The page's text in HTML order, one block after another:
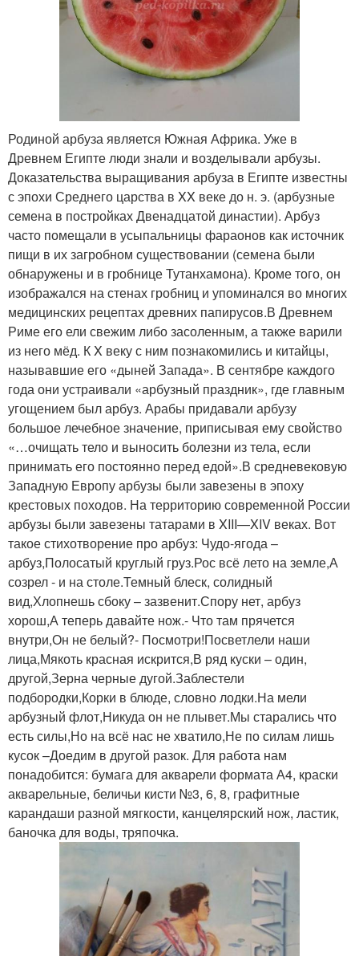
Родиной арбуза является Южная Африка. Уже в
Древнем Египте люди знали и возделывали арбузы.
Доказательства выращивания арбуза в Египте известны
с эпохи Среднего царства в XX веке до н. э. (арбузные
семена в постройках Двенадцатой династии). Арбуз
часто помещали в усыпальницы фараонов как источник
пищи в их загробном существовании (семена были
обнаружены и в гробнице Тутанхамона). Кроме того, он
изображался на стенах гробниц и упоминался во многих
медицинских рецептах древних папирусов.В Древнем
Риме его ели свежим либо засоленным, а также варили
из него мёд. К X веку с ним познакомились и китайцы,
называвшие его «дыней Запада». В сентябре каждого
года они устраивали «арбузный праздник», где главным
угощением был арбуз. Арабы придавали арбузу
большое лечебное значение, приписывая ему свойство
«…очищать тело и выносить болезни из тела, если
принимать его постоянно перед едой».В средневековую
Западную Европу арбузы были завезены в эпоху
крестовых походов. На территорию современной России
арбузы были завезены татарами в XIII—XIV веках. Вот
такое стихотворение про арбуз: Чудо-ягода –
арбуз,Полосатый круглый груз.Рос всё лето на земле,А
созрел - и на столе.Темный блеск, солидный
вид,Хлопнешь сбоку – зазвенит.Спору нет, арбуз
хорош,А теперь давайте нож.- Что там прячется
внутри,Он не белый?- Посмотри!Посветлели наши
лица,Мякоть красная искрится,В ряд куски – один,
другой,Зерна черные дугой.Заблестели
подбородки,Корки в блюде, словно лодки.На мели
арбузный флот,Никуда он не плывет.Мы старались что
есть силы,Но на всё нас не хватило,Не по силам лишь
кусок –Доедим в другой разок. Для работа нам
понадобится: бумага для акварели формата А4, краски
акварельные, беличьи кисти №3, 6, 8, графитные
карандаши разной мягкости, канцелярский нож, ластик,
баночка для воды, тряпочка.